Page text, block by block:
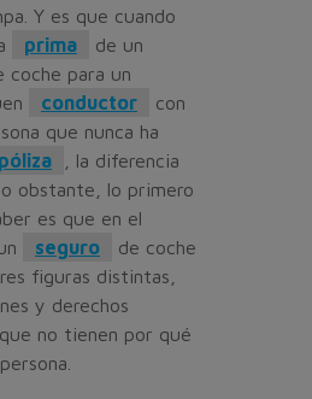
Y es que cuando
prima
de un
coche para un
conductor
con
que nunca ha
póliza
, la diferencia
obstante, lo primero
es que en el
seguro
de coche
figuras distintas,
y derechos
no tienen por qué